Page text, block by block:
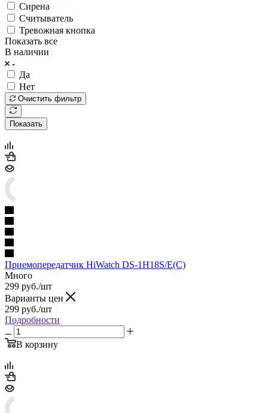
Сирена
Считыватель
Тревожная кнопка
Показать все
В наличии
Да
Нет
Очистить фильтр
Показать
Приемопередатчик HiWatch DS-1H18S/E(C)
Много
299 руб./шт
Варианты цен
299 руб./шт
Подробности
В корзину